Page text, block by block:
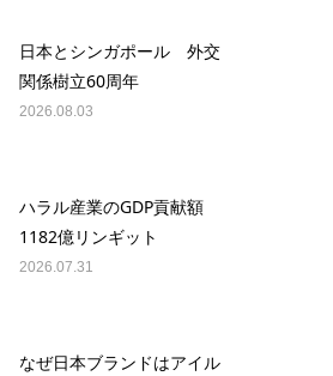
日本とシンガポール 外交
関係樹立60周年
2026.08.03
ハラル産業のGDP貢献額
1182億リンギット
2026.07.31
なぜ日本ブランドはアイル